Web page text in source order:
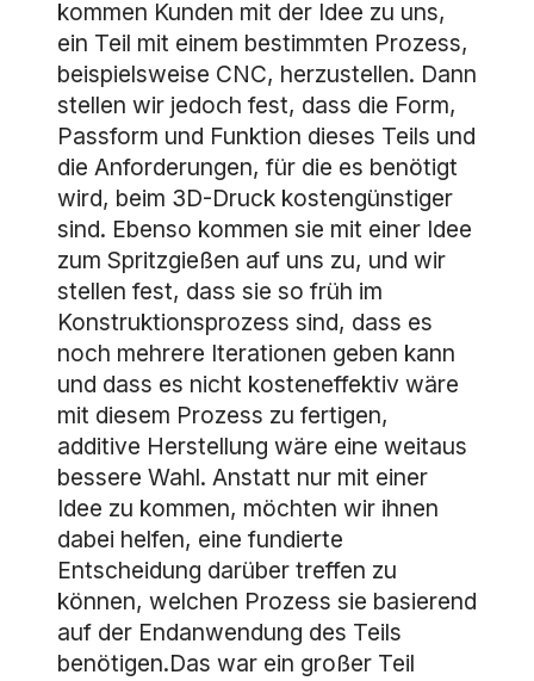
kommen Kunden mit der Idee zu uns,
ein Teil mit einem bestimmten Prozess,
beispielsweise CNC, herzustellen. Dann
stellen wir jedoch fest, dass die Form,
Passform und Funktion dieses Teils und
die Anforderungen, für die es benötigt
wird, beim 3D-Druck kostengünstiger
sind. Ebenso kommen sie mit einer Idee
zum Spritzgießen auf uns zu, und wir
stellen fest, dass sie so früh im
Konstruktionsprozess sind, dass es
noch mehrere Iterationen geben kann
und dass es nicht kosteneffektiv wäre
mit diesem Prozess zu fertigen,
additive Herstellung wäre eine weitaus
bessere Wahl. Anstatt nur mit einer
Idee zu kommen, möchten wir ihnen
dabei helfen, eine fundierte
Entscheidung darüber treffen zu
können, welchen Prozess sie basierend
auf der Endanwendung des Teils
benötigen.Das war ein großer Teil